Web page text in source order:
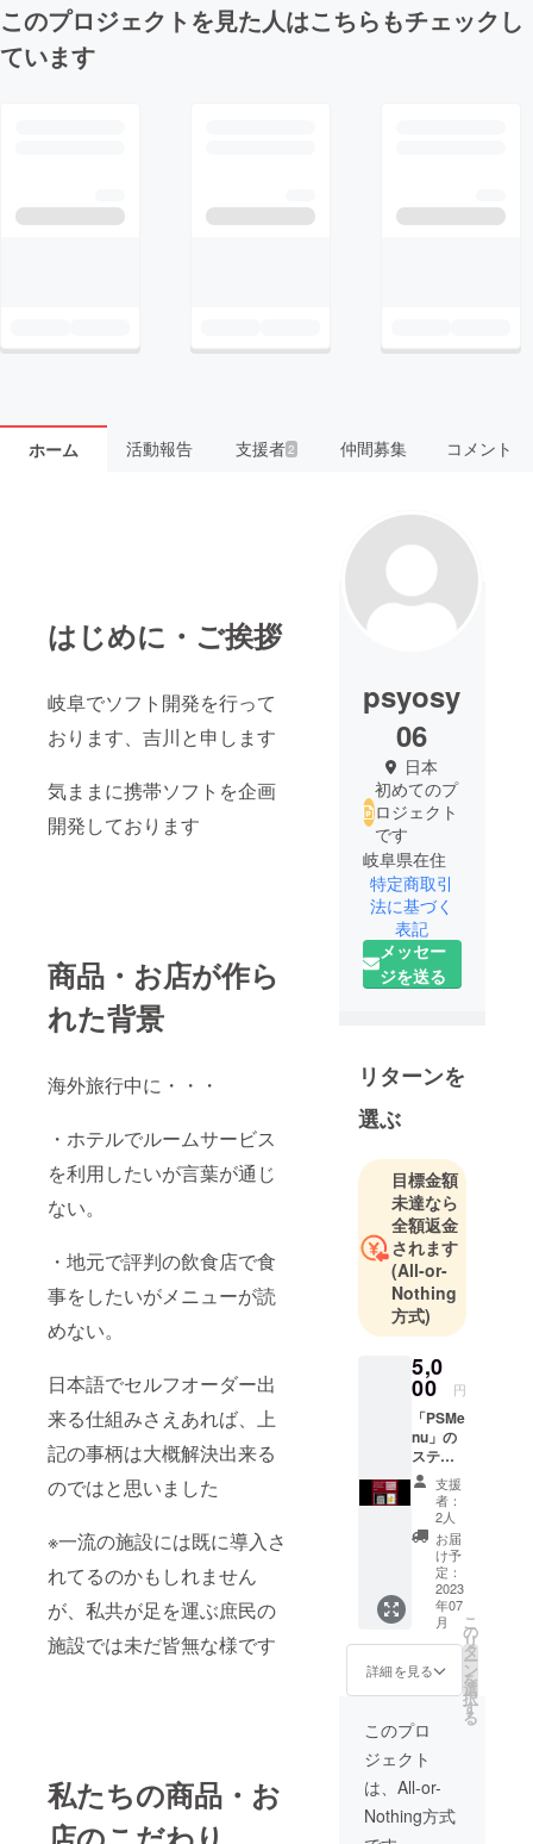
このプロジェクトを見た人はこちらもチェックし
ています
ホーム 活動報告 支援者 2 仲間募集 コメント
はじめに・ご挨拶
岐阜でソフト開発を行って
おります、吉川と申します
気ままに携帯ソフトを企画
開発しております
商品・お店が作ら
れた背景
海外旅行中に・・・
・ホテルでルームサービス
を利用したいが言葉が通じ
ない。
・地元で評判の飲食店で食
事をしたいがメニューが読
めない。
日本語でセルフオーダー出
来る仕組みさえあれば、上
記の事柄は大概解決出来る
のではと思いました
※一流の施設には既に導入さ
れてるのかもしれません
が、私共が足を運ぶ庶民の
施設では未だ皆無な様です
私たちの商品・お
psyosy
06
日本
初めてのプ
ロジェクト
です
岐阜県在住
特定商取引
法に基づく
表記
メッセー
ジを送る
リターンを
選ぶ
目標金額
未達なら
全額返金
されます
(All-or-
Nothing
方式)
5,0
00 円
「PSMe
nu」の
ステッ
カーを
進呈致
します
支援
者：
2人
お届
け予
定：
2023
年07
月
詳細を見る
こ
の
リ
タ
ー
ン
を
選
択
す
る
このプロ
ジェクト
は、All-or-
Nothing方式